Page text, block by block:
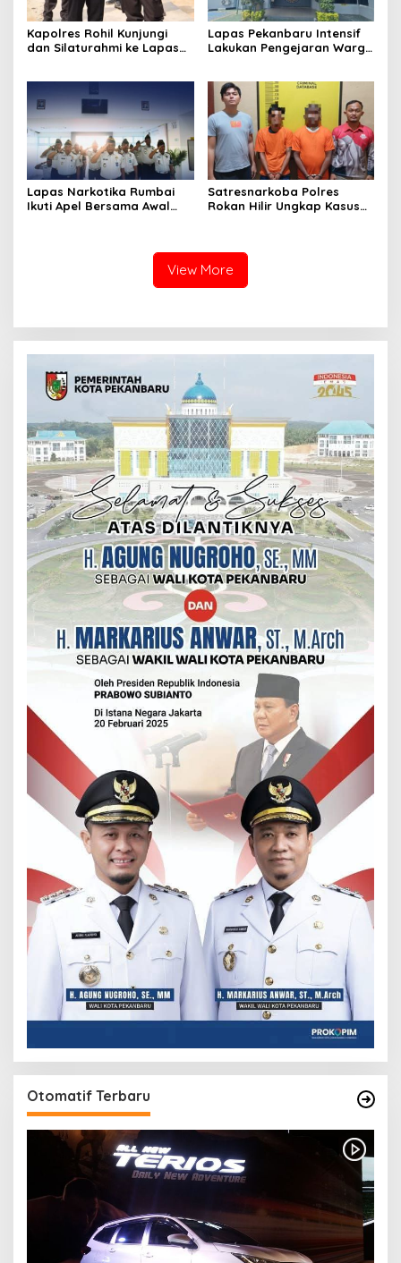
Kapolres Rohil Kunjungi
dan Silaturahmi ke Lapas
Lapas Pekanbaru Intensif
Lakukan Pengejaran Warga
Lapas, Kanwil, dan
Kepolisian
Lapas Narkotika Rumbai
Ikuti Apel Bersama Awal
Satresnarkoba Polres
Rokan Hilir Ungkap Kasus
View More
Otomatif Terbaru